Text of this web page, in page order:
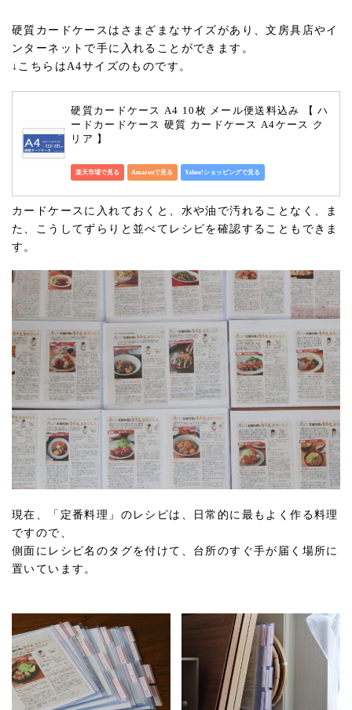
硬質カードケースはさまざまなサイズがあり、文房具店やイ
ンターネットで手に入れることができます。
↓こちらはA4サイズのものです。
硬質カードケース A4 10枚 メール便送料込み 【 ハ
ードカードケース 硬質 カードケース A4ケース ク
リア 】
楽天市場で見る Amazonで見る Yahoo!ショッピングで見る
カードケースに入れておくと、水や油で汚れることなく、ま
た、こうしてずらりと並べてレシピを確認することもできま
す。
現在、「定番料理」のレシピは、日常的に最もよく作る料理
ですので、
側面にレシピ名のタグを付けて、台所のすぐ手が届く場所に
置いています。